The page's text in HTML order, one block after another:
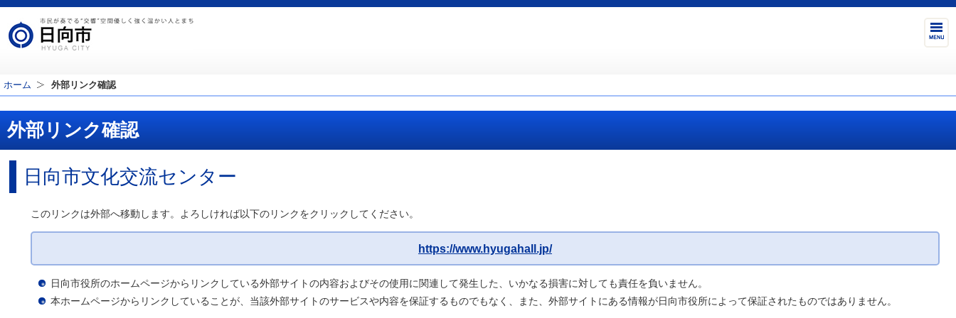
ホーム 外部リンク確認
外部リンク確認
日向市文化交流センター
このリンクは外部へ移動します。よろしければ以下のリンクをクリックしてください。
https://www.hyugahall.jp/
日向市役所のホームページからリンクしている外部サイトの内容およびその使用に関連して発生した、いかなる損害に対しても責任を負いません。
本ホームページからリンクしていることが、当該外部サイトのサービスや内容を保証するものでもなく、また、外部サイトにある情報が日向市役所によって保証されたものではありません。